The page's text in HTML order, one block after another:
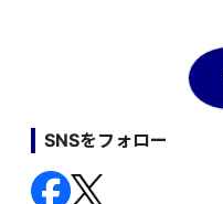
の
ペ
SNSをフォロー